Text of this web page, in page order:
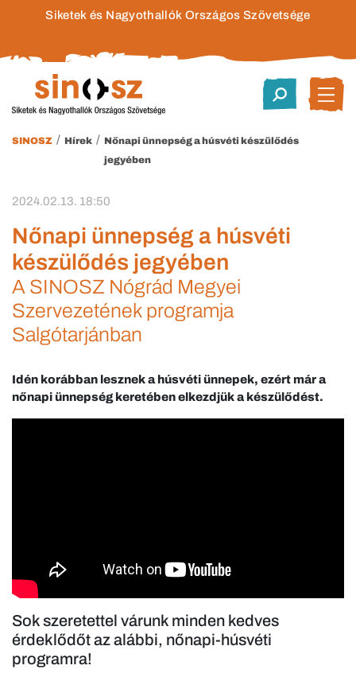
Siketek és Nagyothallók Országos Szövetsége
SINOSZ / Hírek / Nőnapi ünnepség a húsvéti készülődés
jegyében
2024.02.13. 18:50
Nőnapi ünnepség a húsvéti
készülődés jegyében
A SINOSZ Nógrád Megyei
Szervezetének programja
Salgótarjánban
Idén korábban lesznek a húsvéti ünnepek, ezért már a
nőnapi ünnepség keretében elkezdjük a készülődést.
Sok szeretettel várunk minden kedves
érdeklődőt az alábbi, nőnapi-húsvéti
programra!